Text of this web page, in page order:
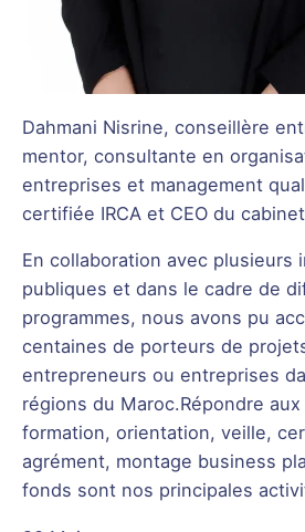
Dahmani Nisrine, conseillère
mentor, consultante en
entreprises et management
certifiée IRCA et CEO du
En collaboration avec plusieurs
publiques et dans le cadre de
programmes, nous avons pu
centaines de porteurs de
entrepreneurs ou entreprises
régions du Maroc.Répondre
formation, orientation, veille,
agrément, montage business
fonds sont nos principales